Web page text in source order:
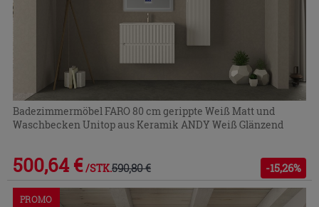
Badezimmermöbel FARO 80 cm gerippte Weiß Matt und
Waschbecken Unitop aus Keramik ANDY Weiß Glänzend
500,64 € /STK.590,80 € -15,26%
PROMO